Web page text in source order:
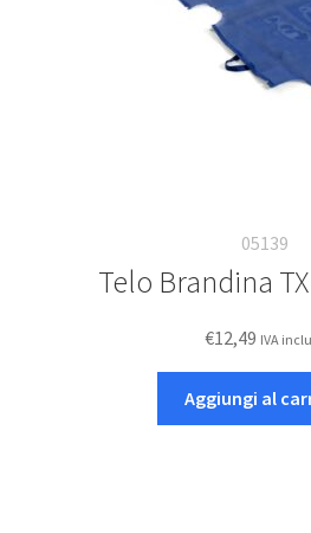
05139
Telo Brandina
€12,49 IVA
Aggiungi al